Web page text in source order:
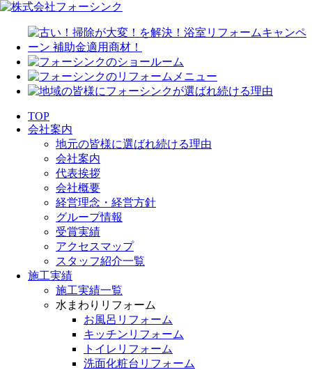
TOP
会社案内
地元の皆様に選ばれ続ける理由
会社案内
代表挨拶
会社概要
経営理念・経営方針
グループ情報
受賞実績
アクセスマップ
スタッフ紹介一覧
施工実績
施工実績一覧
水まわりリフォーム
お風呂リフォーム
キッチンリフォーム
トイレリフォーム
洗面化粧台リフォーム